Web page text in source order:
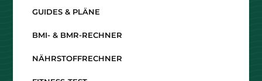
GUIDES & PLÄNE
BMI- & BMR-RECHNER
NÄHRSTOFFRECHNER